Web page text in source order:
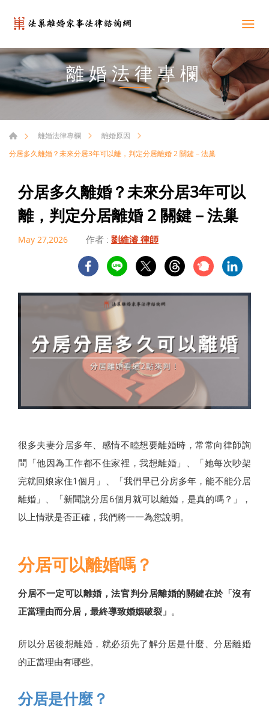
離婚法律專欄
離婚法律專欄
離婚原因
分居多久離婚？未來分居3年可以離，判定分居離婚 2 關鍵－法巢
分居多久離婚？未來分居3年可以
離，判定分居離婚 2 關鍵－法巢
May 27,2026 作者 : 劉維濬 律師
很多夫妻分居多年、感情不睦想要離婚時，常常向律師詢
問「他因為工作都不住家裡，我想離婚」、「她每次吵架
完就回娘家住1個月」、「我們早已分房多年，能不能分居
離婚」、「新聞說分居6個月就可以離婚，是真的嗎？」，
以上情狀是否正確，我們將一一為您說明。
分居可以離婚嗎？
分居不一定可以離婚，法官判分居離婚的關鍵在於「沒有
正當理由而分居，最終導致婚姻破裂」 。
所以分居後想離婚，就必須先了解分居是什麼、分居離婚
的正當理由有哪些。
分居是什麼？